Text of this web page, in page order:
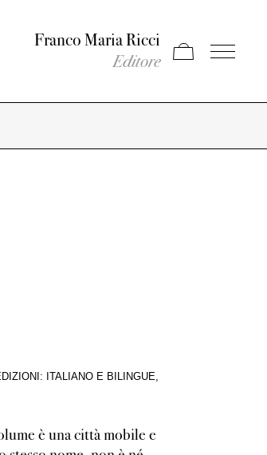
Franco Maria Ricci
Editore Apri carrello
Apri il
ITALIANO E BILINGUE,
è una città mobile e